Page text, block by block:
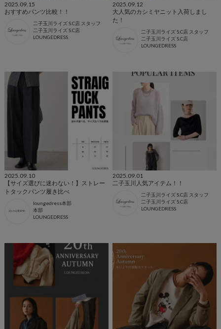
2025.09.15
おすすめパンツ比較！！
二子玉川ライズ S.C店 スタッフ
二子玉川ライズ S.C店
LOUNGEDRESS
2025.09.12
大人気のカシミヤニット入荷しまし
た！
二子玉川ライズ S.C店 スタッフ
二子玉川ライズ S.C店
LOUNGEDRESS
2025.09.10
【サイズ選びに迷わない！】ストレー
トタックパンツ履き比べ
loungedress本部
本部
LOUNGEDRESS
2025.09.01
二子玉川人気アイテム！！
二子玉川ライズ S.C店 スタッフ
二子玉川ライズ S.C店
LOUNGEDRESS